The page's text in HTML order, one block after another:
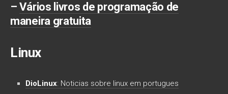
–Vários livros de programação de
maneira gratuita
Linux
DioLinux: Noticias sobre linux em portugues